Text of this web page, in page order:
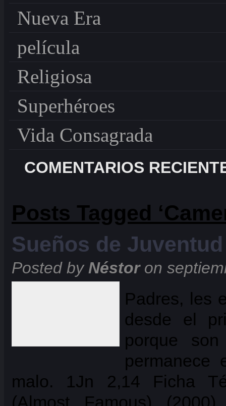
Nueva Era
película
Religiosa
Superhéroes
Vida Consagrada
COMENTARIOS
Posts Tagged
Sueños de Juventud
Posted by Néstoron
Padres, les
desde el
porque
permanece
malo. 1Jn 2,14 Ficha
(Almost Famous)